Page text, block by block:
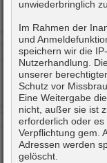
unwiederbringlich
Im Rahmen der
und
speichern wir die
Nutzerhandlung.
unserer
Schutz vor
Eine Weitergabe
nicht, außer sie ist
erforderlich oder
Verpflichtung gem.
Adressen werden
gelöscht.